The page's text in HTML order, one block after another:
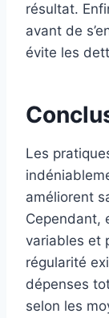
résultat.
avant de
évite les
Les
améliorent
Cependant,
variables et
régularité
dépenses
selon les